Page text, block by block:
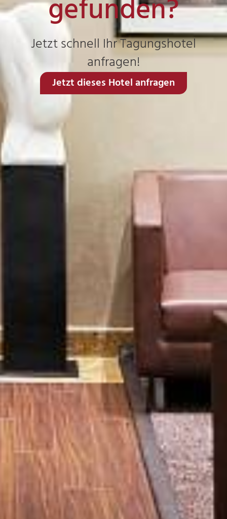
gefunden?
Jetzt schnell Ihr Tagungshotel
anfragen!
Jetzt dieses Hotel anfragen